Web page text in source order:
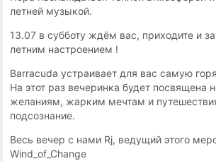
летней музыкой.
13.07 в субботу ждём вас, приходите и
летним настроением !
Barracuda устраивает для вас самую
На этот раз вечеринка будет посвящена
желаниям, жарким мечтам и
подсознание.
Весь вечер с нами Rj, ведущий этого
Wind_of_Change